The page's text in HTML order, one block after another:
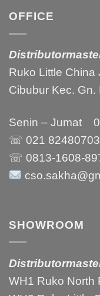
OFFICE
Ruko Little China
Cibubur Kec. Gn.
Senin – Jumat
☏ 021 82480703
☏ 0813-1608-
SHOWROOM
WH1 Ruko North